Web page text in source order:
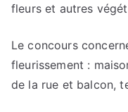
fleurs et autres
Le concours
fleurissement :
de la rue et balcon,